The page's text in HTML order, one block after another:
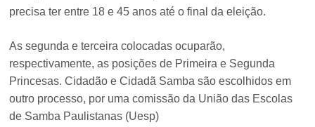
precisa ter entre 18 e 45 anos até o final da eleição.
As segunda e terceira colocadas ocuparão,
respectivamente, as posições de Primeira e Segunda
Princesas. Cidadão e Cidadã Samba são escolhidos em
outro processo, por uma comissão da União das Escolas
de Samba Paulistanas (Uesp)